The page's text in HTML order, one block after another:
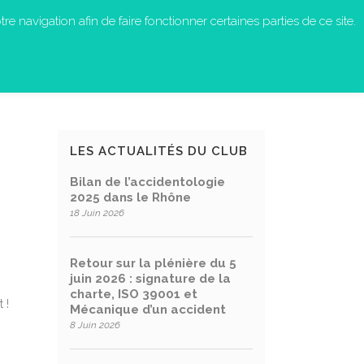
!
LES ACTUALITÉS DU CLUB
Bilan de l’accidentologie
2025 dans le Rhône
18 Juin 2026
Retour sur la plénière du 5
juin 2026 : signature de la
charte, ISO 39001 et
Mécanique d’un accident
8 Juin 2026
navigation afin de faire fonctionner certaines parties de ce site.